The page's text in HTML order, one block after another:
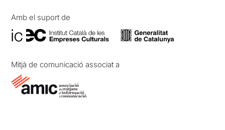
Amb el suport de
Mitjà de comunicació associat a